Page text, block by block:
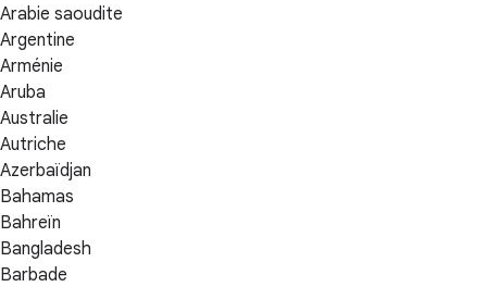
Arabie saoudite
Argentine
Arménie
Aruba
Australie
Autriche
Azerbaïdjan
Bahamas
Bahreïn
Bangladesh
Barbade